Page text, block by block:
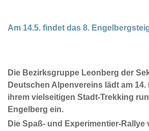
Am 14.5. findet das 8.
Die Bezirksgruppe Leonberg der
Deutschen Alpenvereins lädt am 14.
ihrem vielseitigen Stadt-Trekking
Engelberg ein.
Die Spaß- und Experimentier-Rallye